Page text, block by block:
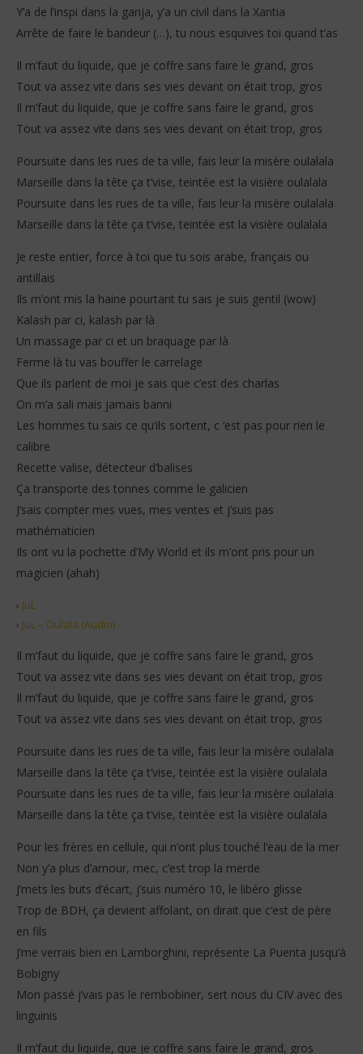
Y’a de l’inspi dans la ganja, y’a un civil dans la Xantia
Arrête de faire le bandeur (…), tu nous esquives toi quand t’as
Il m’faut du liquide, que je coffre sans faire le grand, gros
Tout va assez vite dans ses vies devant on était trop, gros
Il m’faut du liquide, que je coffre sans faire le grand, gros
Tout va assez vite dans ses vies devant on était trop, gros
Poursuite dans les rues de ta ville, fais leur la misère oulalala
Marseille dans la tête ça t’vise, teintée est la visière oulalala
Poursuite dans les rues de ta ville, fais leur la misère oulalala
Marseille dans la tête ça t’vise, teintée est la visière oulalala
Je reste entier, force à toi que tu sois arabe, français ou
antillais
Ils m’ont mis la haine pourtant tu sais je suis gentil (wow)
Kalash par ci, kalash par là
Un massage par ci et un braquage par là
Ferme là tu vas bouffer le carrelage
Que ils parlent de moi je sais que c’est des charlas
On m’a sali mais jamais banni
Les hommes tu sais ce qu’ils sortent, c ‘est pas pour rien le
calibre
Recette valise, détecteur d’balises
Ça transporte des tonnes comme le galicien
J’sais compter mes vues, mes ventes et j’suis pas
mathématicien
Ils ont vu la pochette d’My World et ils m’ont pris pour un
magicien (ahah)
› JuL
› JuL – Oulala (Audio)
Il m’faut du liquide, que je coffre sans faire le grand, gros
Tout va assez vite dans ses vies devant on était trop, gros
Il m’faut du liquide, que je coffre sans faire le grand, gros
Tout va assez vite dans ses vies devant on était trop, gros
Poursuite dans les rues de ta ville, fais leur la misère oulalala
Marseille dans la tête ça t’vise, teintée est la visière oulalala
Poursuite dans les rues de ta ville, fais leur la misère oulalala
Marseille dans la tête ça t’vise, teintée est la visière oulalala
Pour les frères en cellule, qui n’ont plus touché l’eau de la mer
Non y’a plus d’amour, mec, c’est trop la merde
J’mets les buts d’écart, j’suis numéro 10, le libéro glisse
Trop de BDH, ça devient affolant, on dirait que c’est de père
en fils
J’me verrais bien en Lamborghini, représente La Puenta jusqu’à
Bobigny
Mon passé j’vais pas le rembobiner, sert nous du CIV avec des
linguinis
Il m’faut du liquide, que je coffre sans faire le grand, gros